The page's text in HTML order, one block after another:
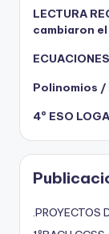
LECTURA
cambiaron
Polinomios /
4º ESO
.PROYECTOS